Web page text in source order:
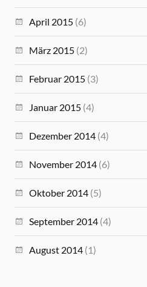
April 2015 (6)
März 2015 (2)
Februar 2015 (3)
Januar 2015 (4)
Dezember 2014 (4)
November 2014 (6)
Oktober 2014 (5)
September 2014 (4)
August 2014 (1)